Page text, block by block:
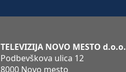
TELEVIZIJA NOVO MESTO d.o.o.
Podbevškova ulica 12
8000 Novo mesto